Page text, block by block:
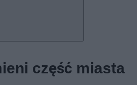
część miasta